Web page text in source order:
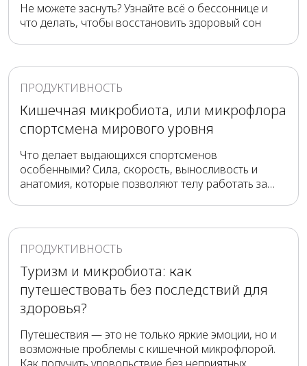
Не можете заснуть? Узнайте всё о бессоннице и
что делать, чтобы восстановить здоровый сон
ПРОДУКТИВНОСТЬ
Кишечная микробиота, или микрофлора
спортсмена мирового уровня
Что делает выдающихся спортсменов
особенными? Сила, скорость, выносливость и
анатомия, которые позволяют телу работать за
спортивные результаты оказывает микробиота —
кишечная микрофлора.
ПРОДУКТИВНОСТЬ
Туризм и микробиота: как
путешествовать без последствий для
здоровья?
Путешествия — это не только яркие эмоции, но и
возможные проблемы с кишечной микрофлорой.